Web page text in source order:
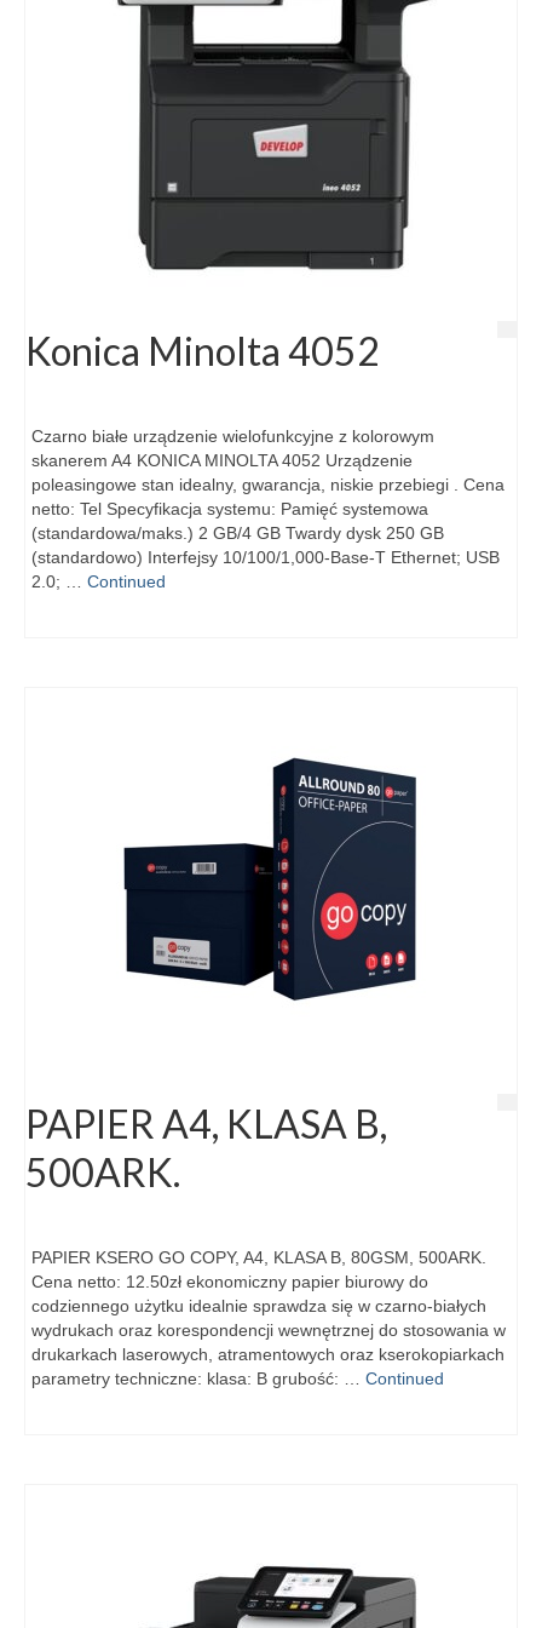
Oferta Promocyjna HSM
SECURIO
SECURIO-AF
Kopiowanie Drukowanie
Urządzenia – Kserokopiarki/Drukarki
Kontakt
Konica Minolta 4052
Czarno białe urządzenie wielofunkcyjne z kolorowym
skanerem A4 KONICA MINOLTA 4052 Urządzenie
poleasingowe stan idealny, gwarancja, niskie przebiegi . Cena
netto: Tel Specyfikacja systemu: Pamięć systemowa
(standardowa/maks.) 2 GB/4 GB Twardy dysk 250 GB
(standardowo) Interfejsy 10/100/1,000-Base-T Ethernet; USB
2.0; … Continued
PAPIER A4, KLASA B,
500ARK.
PAPIER KSERO GO COPY, A4, KLASA B, 80GSM, 500ARK.
Cena netto: 12.50zł ekonomiczny papier biurowy do
codziennego użytku idealnie sprawdza się w czarno-białych
wydrukach oraz korespondencji wewnętrznej do stosowania w
drukarkach laserowych, atramentowych oraz kserokopiarkach
parametry techniczne: klasa: B grubość: … Continued